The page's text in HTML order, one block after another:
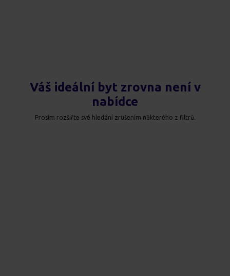
Váš ideální byt zrovna není v
nabídce
Prosím rozšiřte své hledání zrušením některého z filtrů.